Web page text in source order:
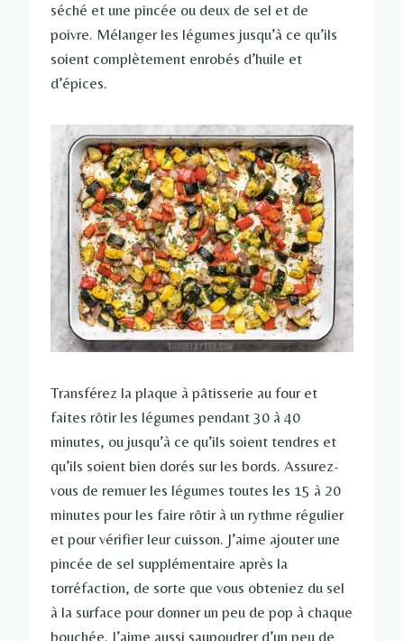
séché et une pincée ou deux de sel et de
poivre. Mélanger les légumes jusqu’à ce qu’ils
soient complètement enrobés d’huile et
d’épices.
Transférez la plaque à pâtisserie au four et
faites rôtir les légumes pendant 30 à 40
minutes, ou jusqu’à ce qu’ils soient tendres et
qu’ils soient bien dorés sur les bords. Assurez-
vous de remuer les légumes toutes les 15 à 20
minutes pour les faire rôtir à un rythme régulier
et pour vérifier leur cuisson. J’aime ajouter une
pincée de sel supplémentaire après la
torréfaction, de sorte que vous obteniez du sel
à la surface pour donner un peu de pop à chaque
bouchée. J’aime aussi saupoudrer d’un peu de